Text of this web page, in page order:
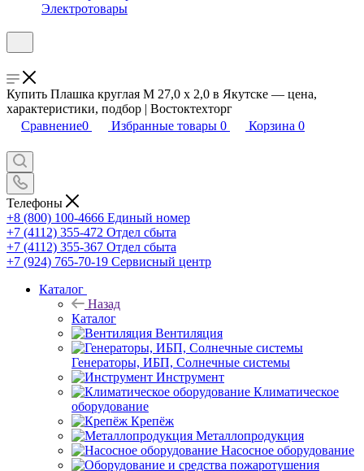
Электротовары
Купить Плашка круглая М 27,0 х 2,0 в Якутске — цена,
характеристики, подбор | Востоктехторг
Сравнение0 Избранные товары 0 Корзина 0
Телефоны
+8 (800) 100-4666 Единый номер
+7 (4112) 355-472 Отдел сбыта
+7 (4112) 355-367 Отдел сбыта
+7 (924) 765-70-19 Сервисный центр
Каталог
Назад
Каталог
Вентиляция
Генераторы, ИБП, Солнечные системы
Инструмент
Климатическое
оборудование
Крепёж
Металлопродукция
Насосное оборудование